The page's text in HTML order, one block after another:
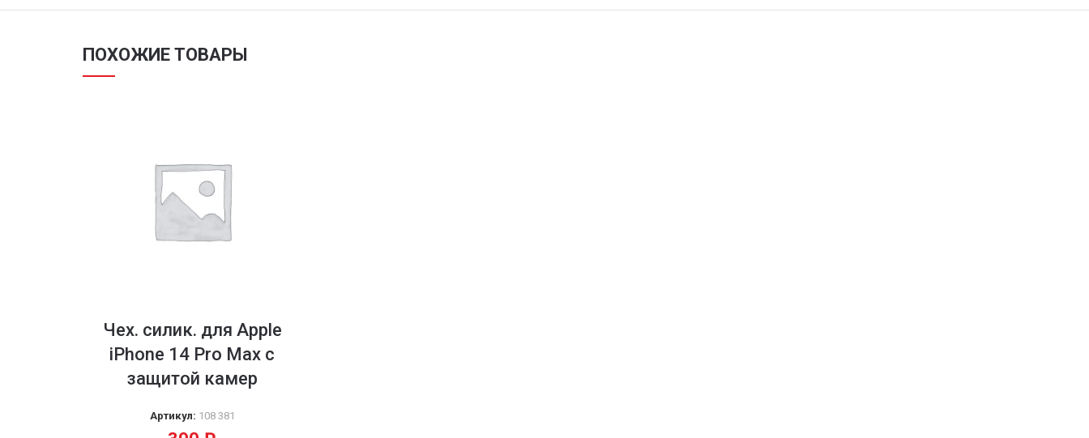
ПОХОЖИЕ ТОВАРЫ
Чех. силик. для Apple
iPhone 14 Pro Max с
защитой камер
Артикул: 108 381